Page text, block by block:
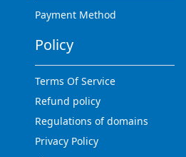
Payment Method
Policy
Terms Of Service
Refund policy
Regulations of domains
Privacy Policy